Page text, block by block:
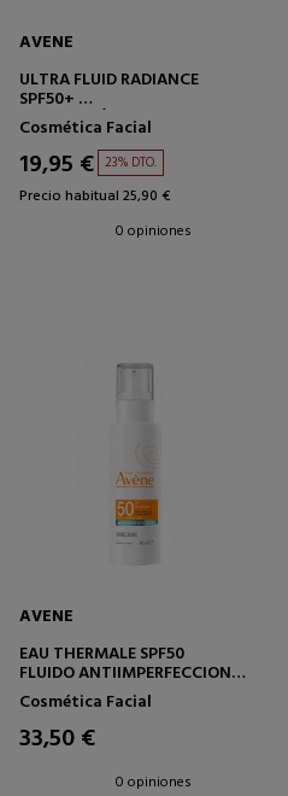
AVENE
ULTRA FLUID RADIANCE
SPF50+
PROTECCIÓN FACIAL ALTA
PIELES SENSIBLES
Cosmética Facial
19,95 € 23% DTO.
Precio habitual 25,90 €
0 opiniones
AVENE
EAU THERMALE SPF50
FLUIDO ANTIIMPERFECCIONES
SPF50
Cosmética Facial
33,50 €
0 opiniones